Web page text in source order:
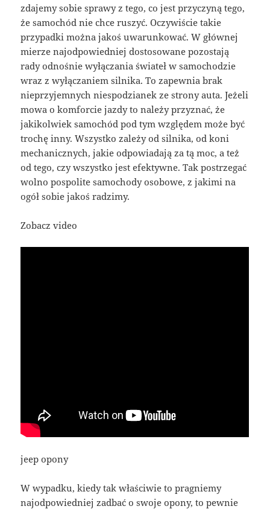
zdajemy sobie sprawy z tego, co jest przyczyną tego,
że samochód nie chce ruszyć. Oczywiście takie
przypadki można jakoś uwarunkować. W głównej
mierze najodpowiedniej dostosowane pozostają
rady odnośnie wyłączania świateł w samochodzie
wraz z wyłączaniem silnika. To zapewnia brak
nieprzyjemnych niespodzianek ze strony auta. Jeżeli
mowa o komforcie jazdy to należy przyznać, że
jakikolwiek samochód pod tym względem może być
trochę inny. Wszystko zależy od silnika, od koni
mechanicznych, jakie odpowiadają za tą moc, a też
od tego, czy wszystko jest efektywne. Tak postrzegać
wolno pospolite samochody osobowe, z jakimi na
ogół sobie jakoś radzimy.
Zobacz video
jeep opony
W wypadku, kiedy tak właściwie to pragniemy
najodpowiedniej zadbać o swoje opony, to pewnie